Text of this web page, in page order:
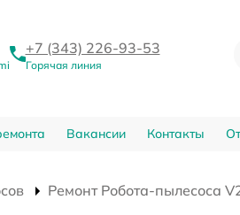
+7 (343) 226-93-53
Горячая линия
Вакансии Контакты
Ремонт Робота-пылесоса